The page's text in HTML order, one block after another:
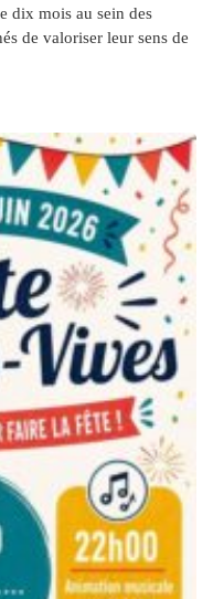
dix mois au sein des
de valoriser leur sens de